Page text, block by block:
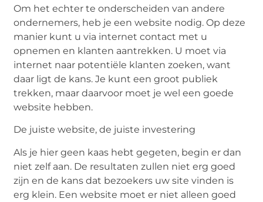
Om het echter te onderscheiden van andere
ondernemers, heb je een website nodig. Op deze
manier kunt u via internet contact met u
opnemen en klanten aantrekken. U moet via
internet naar potentiële klanten zoeken, want
daar ligt de kans. Je kunt een groot publiek
trekken, maar daarvoor moet je wel een goede
website hebben.
De juiste website, de juiste investering
Als je hier geen kaas hebt gegeten, begin er dan
niet zelf aan. De resultaten zullen niet erg goed
zijn en de kans dat bezoekers uw site vinden is
erg klein. Een website moet er niet alleen goed